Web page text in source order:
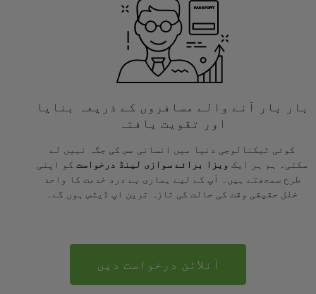
بار بار آنے والے مسافروں کے ذریعہ بنایا
اور تقویت یافتہ
کوئی ٹیکنالوجی دنیا میں انسانی مس کی جگہ نہیں لے
سکتی۔ ہم ہر ایک ویزا برائے سوازی لینڈ درخواست کو اپنی
طرح سمجھتے ہیں۔ آپ کے لیے ہماری بے درد خدمت کا واحد
خلل حقیقی وقت کی حالت کی تازہ ترین اپ ڈیٹس ہوں گے۔
آنلائن درخواست دیں